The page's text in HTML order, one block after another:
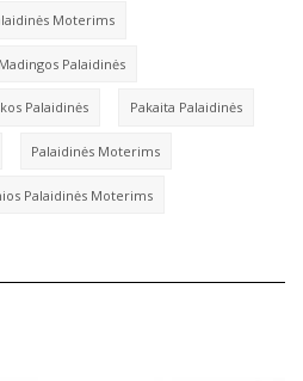
Moterims
Madingos Palaidinės
Palaidinės Pakaita Palaidinės
Palaidinės Moterims
Palaidinės Moterims